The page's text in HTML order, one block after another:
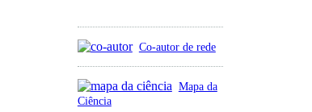
Co-autor de rede
Mapa da
Ciência